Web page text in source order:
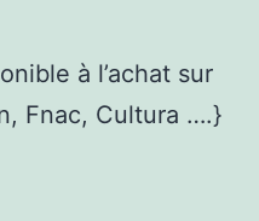
à l’achat sur
Fnac, Cultura ….}